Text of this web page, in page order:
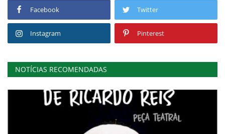
Facebook Twitter
Instagram Pinterest
NOTÍCIAS RECOMENDADAS